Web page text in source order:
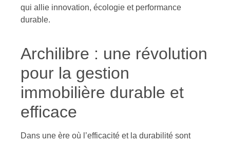
qui allie innovation, écologie et performance
durable.
Archilibre : une révolution
pour la gestion
immobilière durable et
efficace
Dans une ère où l’efficacité et la durabilité sont